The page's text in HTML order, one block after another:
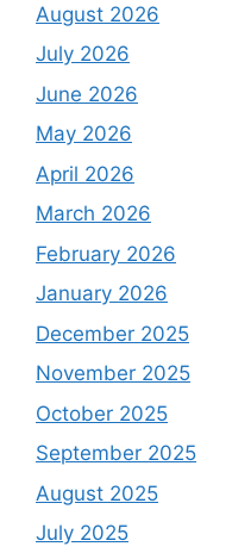
August 2026
July 2026
June 2026
May 2026
April 2026
March 2026
February 2026
January 2026
December 2025
November 2025
October 2025
September 2025
August 2025
July 2025